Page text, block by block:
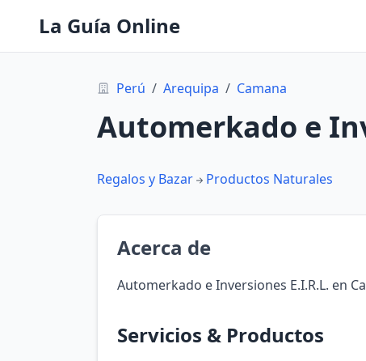
La Guía Online
Perú / Arequipa / Camana
Automerkado e
Regalos y Bazar Productos Naturales
Acerca de
Automerkado e Inversiones E.I.R.L. en
Servicios & Productos